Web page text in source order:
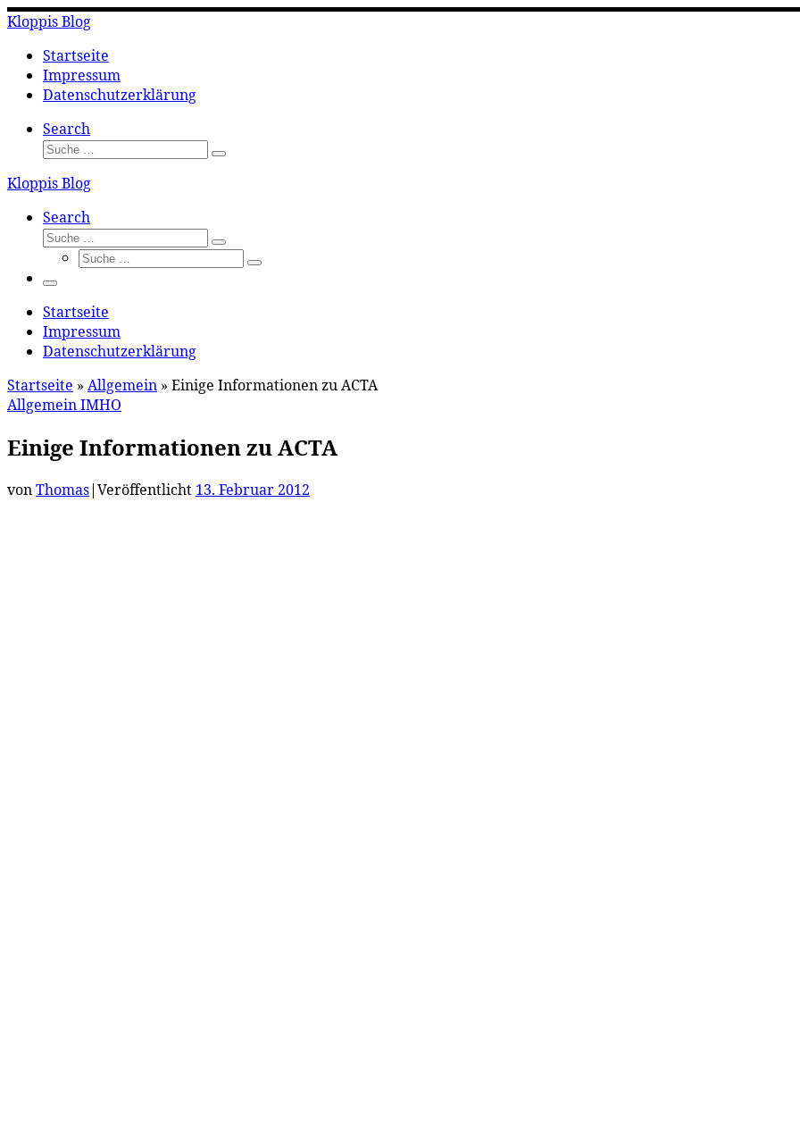
Zum
Inhalt
springen
Kloppis Blog
Startseite
Impressum
Datenschutzerklärung
Search
Suche
Suche
Kloppis Blog
Search
Suche
Suche
Suche
Suche
Menü
Startseite
Impressum
Datenschutzerklärung
Startseite » Allgemein » Einige Informationen zu ACTA
AllgemeinIMHO
Einige Informationen zu ACTA
vonThomas|Veröffentlicht 13. Februar 2012